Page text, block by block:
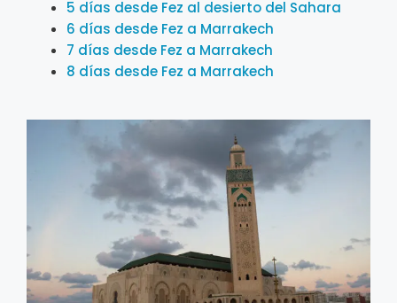
5 días desde Fez al desierto del Sahara
6 días desde Fez a Marrakech
7 días desde Fez a Marrakech
8 días desde Fez a Marrakech